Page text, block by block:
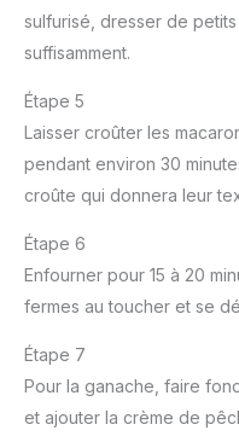
sulfurisé, dresser de
suffisamment.
Étape 5
Laisser croûter les
pendant environ 30
croûte qui donnera leur
Étape 6
Enfourner pour 15 à 20
fermes au toucher et se
Étape 7
Pour la ganache, faire
et ajouter la crème de